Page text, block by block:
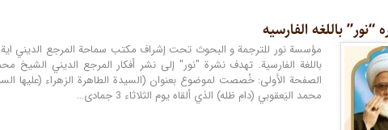
باللغة الفارسية. تهدف نشرة "نور" إلى نشر أفكار المرجع الديني الشيخ
الصفحة الأولى: خُصصت لموضوع بعنوان (السيدة الطاهرة الزهراء (عليها
محمد اليَعقوبي (دام ظله) الذي ألقاه يوم الثلاثاء 3 جمادى…